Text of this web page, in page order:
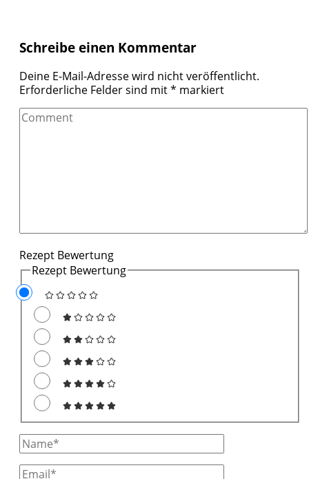
Schreibe einen Kommentar
Deine E-Mail-Adresse wird nicht veröffentlicht.
Erforderliche Felder sind mit* markiert
Comment
Rezept Bewertung
Rezept Bewertung
Full
Name
Email